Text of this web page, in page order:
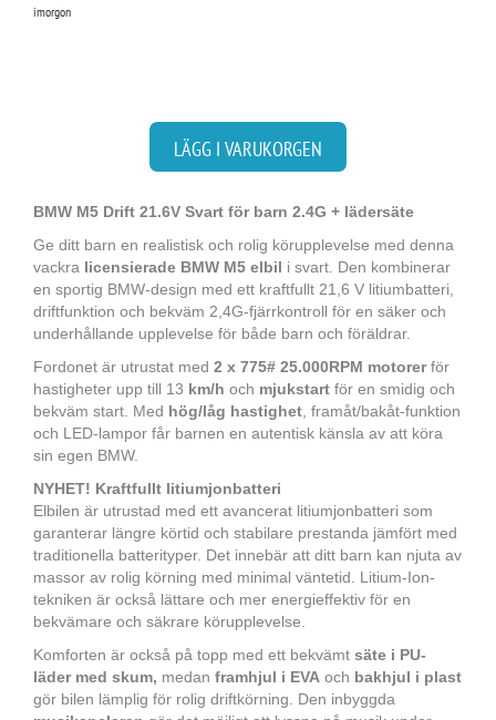
imorgon
LÄGG I VARUKORGEN
BMW M5 Drift 21.6V Svart för barn 2.4G + lädersäte
Ge ditt barn en realistisk och rolig körupplevelse med denna
vackra licensierade BMW M5 elbil i svart. Den kombinerar
en sportig BMW-design med ett kraftfullt 21,6 V litiumbatteri,
driftfunktion och bekväm 2,4G-fjärrkontroll för en säker och
underhållande upplevelse för både barn och föräldrar.
Fordonet är utrustat med 2 x 775# 25.000RPM motorerför
hastigheter upp till 13 km/h och mjukstart för en smidig och
bekväm start. Med hög/låg hastighet , framåt/bakåt-funktion
och LED-lampor får barnen en autentisk känsla av att köra
sin egen BMW.
NYHET! Kraftfullt litiumjonbatteri
Elbilen är utrustad med ett avancerat litiumjonbatteri som
garanterar längre körtid och stabilare prestanda jämfört med
traditionella batterityper. Det innebär att ditt barn kan njuta av
massor av rolig körning med minimal väntetid. Litium-Ion-
tekniken är också lättare och mer energieffektiv för en
bekvämare och säkrare körupplevelse.
Komforten är också på topp med ett bekvämt säte i PU-
läder med skum, medan framhjul i EVA och bakhjul i plast
gör bilen lämplig för rolig driftkörning. Den inbyggda